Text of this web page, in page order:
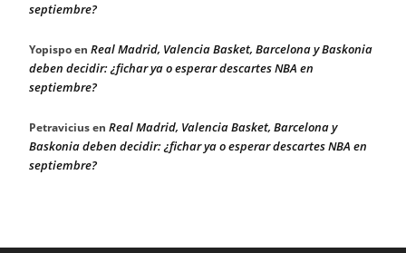
septiembre?
Yopispoen Real Madrid, Valencia Basket, Barcelona y Baskonia
deben decidir: ¿fichar ya o esperar descartes NBA en
septiembre?
Petraviciusen Real Madrid, Valencia Basket, Barcelona y
Baskonia deben decidir: ¿fichar ya o esperar descartes NBA en
septiembre?